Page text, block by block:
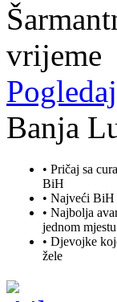
vrijeme
Banja
• Pričaj sa
BiH
• Najveći
• Najbolja
jednom mjestu
• Djevojke
žele